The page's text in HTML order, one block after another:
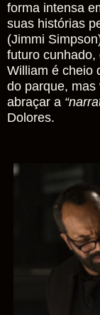
forma intensa
suas histórias
(Jimmi
futuro cunhado,
William é cheio
do parque,
abraçar a
Dolores.